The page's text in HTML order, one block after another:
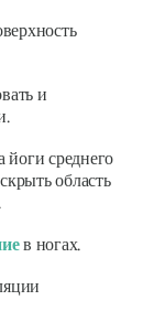
и
среднего
область
в ногах.